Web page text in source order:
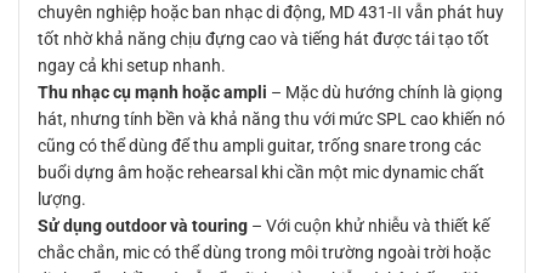
chuyên nghiệp hoặc ban nhạc di động, MD 431-II vẫn phát huy
tốt nhờ khả năng chịu đựng cao và tiếng hát được tái tạo tốt
ngay cả khi setup nhanh.
Thu nhạc cụ mạnh hoặc ampli – Mặc dù hướng chính là giọng
hát, nhưng tính bền và khả năng thu với mức SPL cao khiến nó
cũng có thể dùng để thu ampli guitar, trống snare trong các
buổi dựng âm hoặc rehearsal khi cần một mic dynamic chất
lượng.
Sử dụng outdoor và touring – Với cuộn khử nhiễu và thiết kế
chắc chắn, mic có thể dùng trong môi trường ngoài trời hoặc